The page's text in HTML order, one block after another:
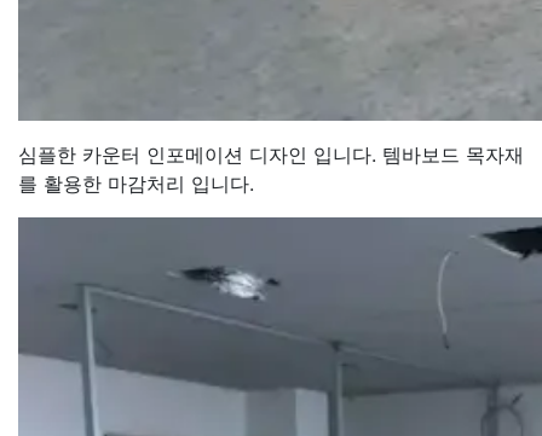
심플한 카운터 인포메이션 디자인 입니다. 템바보드 목자재
를 활용한 마감처리 입니다.